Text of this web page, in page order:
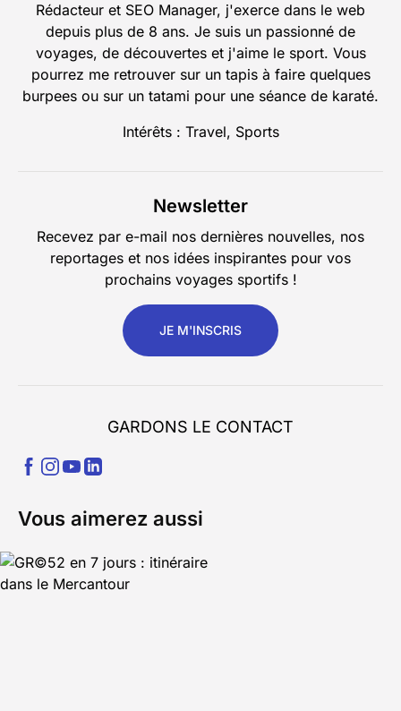
Rédacteur et SEO Manager, j'exerce dans le web
depuis plus de 8 ans. Je suis un passionné de
voyages, de découvertes et j'aime le sport. Vous
pourrez me retrouver sur un tapis à faire quelques
burpees ou sur un tatami pour une séance de karaté.
Intérêts : Travel, Sports
Newsletter
Recevez par e-mail nos dernières nouvelles, nos
reportages et nos idées inspirantes pour vos
prochains voyages sportifs !
JE M'INSCRIS
GARDONS LE CONTACT
Vous aimerez aussi